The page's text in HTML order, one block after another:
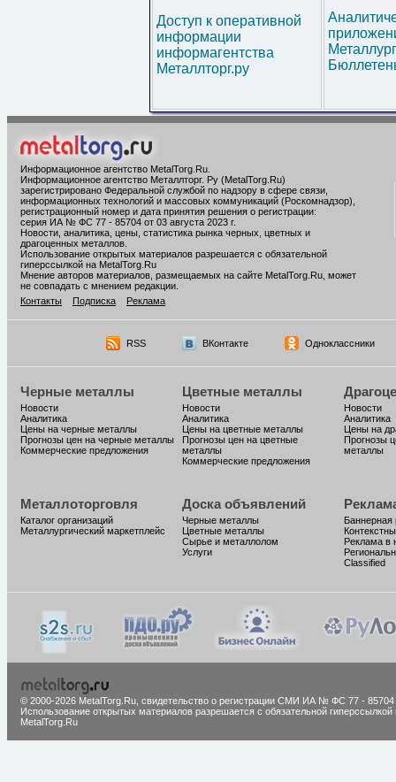
Доступ к оперативной
информации
информагентства
Металлторг.ру
Информационное агентство MetalTorg.Ru
Информационное агентство Металлторг. Ру (MetalTorg.Ru)
зарегистрировано Федеральной службой по надзору в сфере связи,
информационных технологий и массовых коммуникаций (Роскомнадзор),
регистрационный номер и дата принятия решения о регистрации:
серия ИА № ФС 77 - 85704 от 03 августа 2023 г.
Новости, аналитика, цены, статистика рынка черных, цветных и
драгоценных металлов.
Использование открытых материалов разрешается с обязательной
гиперссылкой на MetalTorg.Ru
Мнение авторов материалов, размещаемых на сайте MetalTorg.Ru, может
не совпадать с мнением редакции.
Контакты
Подписка Реклама
RSS ВКонтакте Одноклассники
Черные металлы
Новости
Аналитика
Цены на черные металлы
Прогнозы цен на черные металлы
Коммерческие предложения
Цветные металлы
Новости
Аналитика
Цены на цветные металлы
Прогнозы цен на цветные
металлы
Коммерческие предложения
Новости
Аналитика
Цены на
Прогнозы
металлы
Металлоторговля
Каталог организаций
Металлургический маркетплейс
Доска объявлений
Черные металлы
Цветные металлы
Сырье и металлолом
Услуги
Баннерная
Реклама в
Classified
© 2000-2026 MetalTorg.Ru, cвидетельство о регистрации СМИ ИА № ФС 77 - 85704
Использование открытых материалов разрешается с обязательной гиперссылкой
MetalTorg.Ru